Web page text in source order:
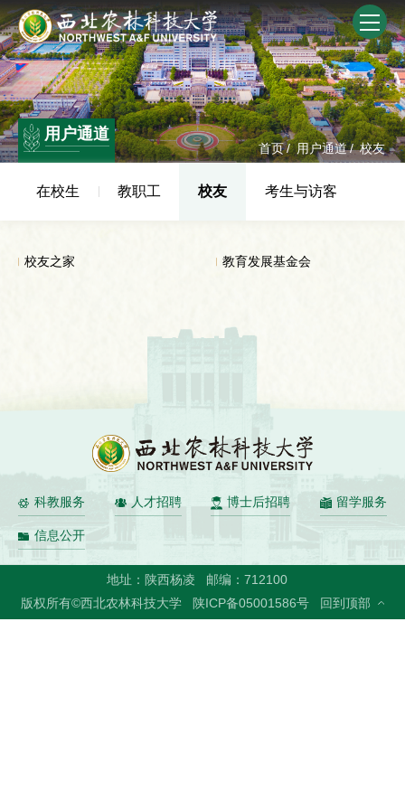
用户通道
首页/ 用户通道/ 校友
在校生 教职工 校友 考生与访客
校友之家 教育发展基金会
科教服务 人才招聘 博士后招聘 留学服务
信息公开
地址：陕西杨凌
邮编：712100
版权所有©西北农林科技大学
陕ICP备05001586号 回到顶部